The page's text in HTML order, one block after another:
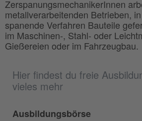
Hier findest du freie
vieles mehr
Ausbildungsbörse
ZerspanungsmechanikerInnen
metallverarbeitenden Betrieben,
spanende Verfahren Bauteile
im Maschinen-, Stahl- oder
Gießereien oder im Fahrzeugbau.